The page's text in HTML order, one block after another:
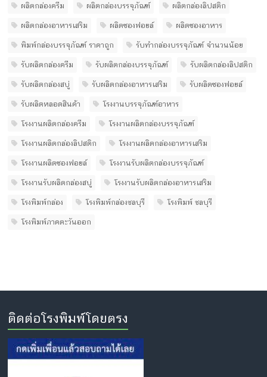
ผลิตกล่องครีม ผลิตกล่องบรรจุภัณฑ์ ผลิตกล่องลิปสติก
ผลิตกล่องอาหารเสริม ผลิตซองฟอยล์ ผลิตซองอาหาร
พิมพ์กล่องบรรจุภัณฑ์ ราคาถูก รับทํากล่องบรรจุภัณฑ์ จํานวนน้อย
รับผลิตกล่องครีม รับผลิตกล่องบรรจุภัณฑ์ รับผลิตกล่องลิปสติก
รับผลิตกล่องสบู่ รับผลิตกล่องอาหารเสริม รับผลิตซองฟอยล์
รับผลิตหลอดสินค้า โรงงานบรรจุภัณฑ์อาหาร
โรงงานผลิตกล่องครีม โรงงานผลิตกล่องบรรจุภัณฑ์
โรงงานผลิตกล่องลิปสติก โรงงานผลิตกล่องอาหารเสริม
โรงงานผลิตซองฟอยล์ โรงงานรับผลิตกล่องบรรจุภัณฑ์
โรงงานรับผลิตกล่องสบู่ โรงงานรับผลิตกล่องอาหารเสริม
โรงพิมพ์กล่อง โรงพิมพ์กล่องชลบุรี โรงพิมพ์ ชลบุรี
โรงพิมพ์ภาคตะวันออก
ติดต่อโรงพิมพ์โดยตรง